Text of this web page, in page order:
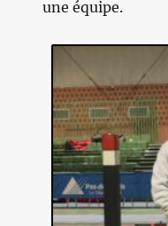
une équipe.